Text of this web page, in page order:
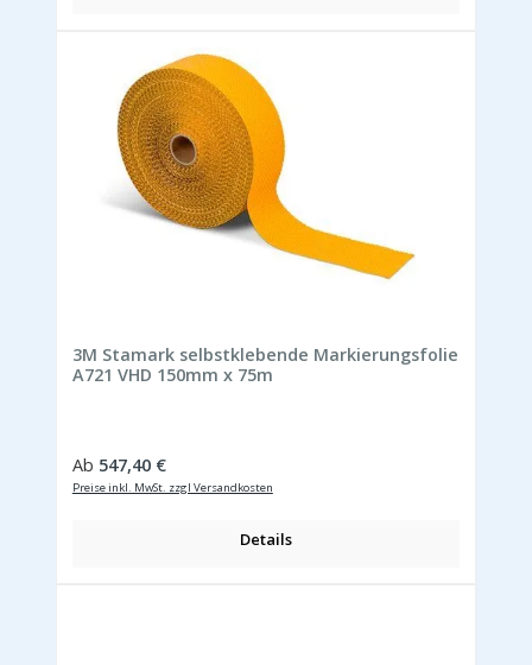
3M Stamark selbstklebende Markierungsfolie
A721 VHD 150mm x 75m
Regulärer Preis:
Ab 547,40 €
Preise inkl. MwSt. zzgl Versandkosten
Details